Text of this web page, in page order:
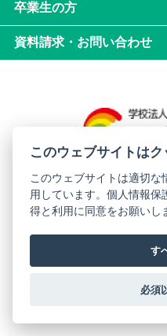
卒業生の方
資料請求・お問い合わせ
西濃学園中
〒501-0706 岐阜県揖
サイトマップ
このウェブサイトは
このウェブサイトは適切
用しています。個人情報保
得と利用に同意をお願いし
す
必須